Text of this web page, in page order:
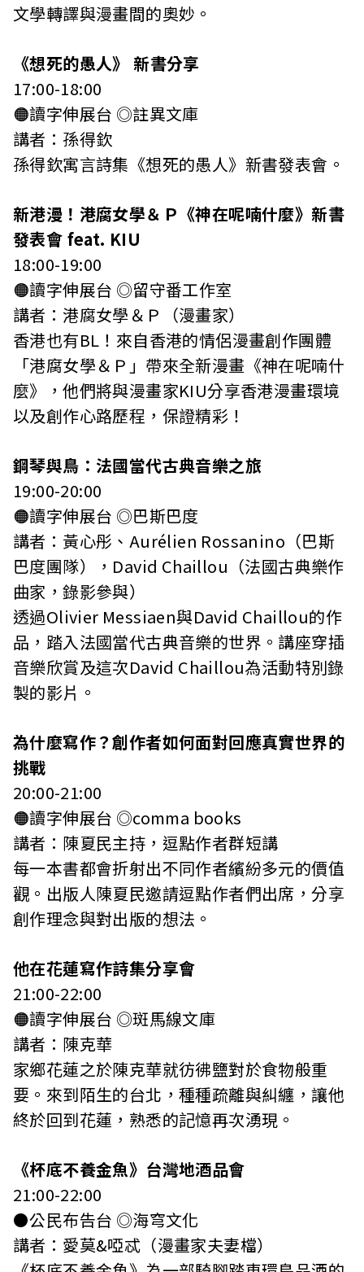
文學轉譯與漫畫間的奧妙。
《想死的愚人》 新書分享
17:00-18:00
🟠讀字伸展台 ◎註異文庫
講者：孫得欽
孫得欽寓言詩集《想死的愚人》新書發表會。
新港漫！港腐女學＆Ｐ《神在呢喃什麼》新書
發表會 feat. KIU
18:00-19:00
🟠讀字伸展台 ◎留守番工作室
講者：港腐女學＆Ｐ（漫畫家）
香港也有BL！來自香港的情侶漫畫創作團體
「港腐女學＆Ｐ」帶來全新漫畫《神在呢喃什
麼》，他們將與漫畫家KIU分享香港漫畫環境
以及創作心路歷程，保證精彩！
鋼琴與鳥：法國當代古典音樂之旅
19:00-20:00
🟠讀字伸展台 ◎巴斯巴度
講者：黃心彤、Aurélien Rossanino（巴斯
巴度團隊），David Chaillou（法國古典樂作
曲家，錄影參與）
透過Olivier Messiaen與David Chaillou的作
品，踏入法國當代古典音樂的世界。講座穿插
音樂欣賞及這次David Chaillou為活動特別錄
製的影片。
為什麼寫作？創作者如何面對回應真實世界的
挑戰
20:00-21:00
🟠讀字伸展台 ◎comma books
講者：陳夏民主持，逗點作者群短講
每一本書都會折射出不同作者繽紛多元的價值
觀。出版人陳夏民邀請逗點作者們出席，分享
創作理念與對出版的想法。
他在花蓮寫作詩集分享會
21:00-22:00
🟠讀字伸展台 ◎斑馬線文庫
講者：陳克華
家鄉花蓮之於陳克華就彷彿鹽對於食物般重
要。來到陌生的台北，種種疏離與糾纏，讓他
終於回到花蓮，熟悉的記憶再次湧現。
《杯底不養金魚》台灣地酒品會
21:00-22:00
⚫️公民布告台 ◎海穹文化
講者：愛莫&啞忒（漫畫家夫妻檔）